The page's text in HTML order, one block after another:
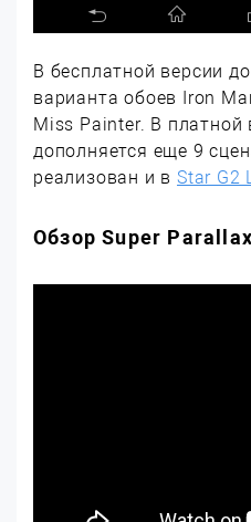
В бесплатной версии
варианта обоев Iron
Miss Painter. В платной
дополняется еще 9
реализован и вStar G2
Обзор Super